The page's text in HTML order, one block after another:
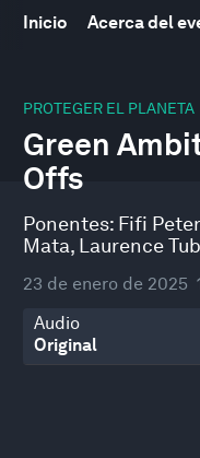
Inicio Acerca del
PROTEGER EL PLANETA
Green
Offs
Ponentes: Fifi
Mata, Laurence
23 de enero de 2025
Audio
seconds
46
minutes,
54
seconds